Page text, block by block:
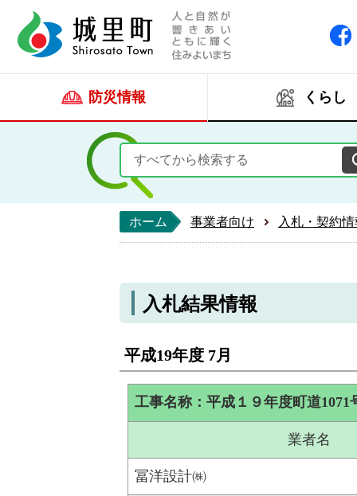
防災情報 くらし
ホーム 事業者向け 入札・契約
入札結果情報
平成19年度 7月
工事名称：平成１９年度町道
業者名
冨洋設計㈱